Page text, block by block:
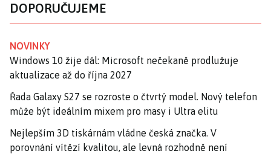
DOPORUČUJEME
NOVINKY
Windows 10 žije dál: Microsoft nečekaně prodlužuje
aktualizace až do října 2027
Řada Galaxy S27 se rozroste o čtvrtý model. Nový telefon
může být ideálním mixem pro masy i Ultra elitu
Nejlepším 3D tiskárnám vládne česká značka. V
porovnání vítězí kvalitou, ale levná rozhodně není